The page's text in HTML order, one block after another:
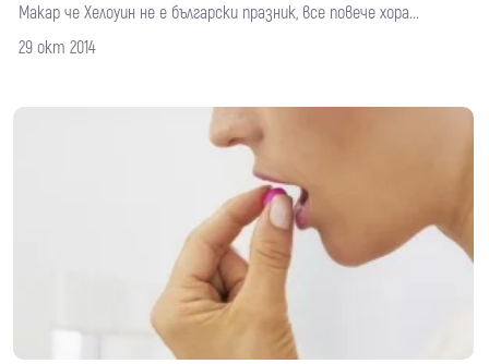
Макар че Хелоуин не е български празник, все повече хора...
29 окт 2014